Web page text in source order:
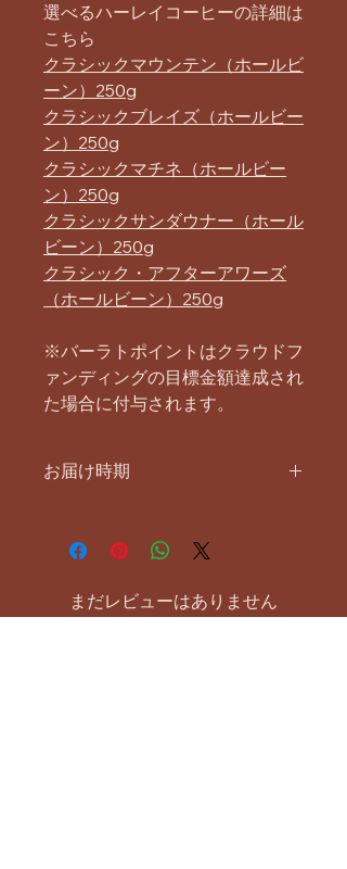
選べるハーレイコーヒーの詳細は
こちら
クラシックマウンテン（ホールビ
ーン）250g
クラシックブレイズ（ホールビー
ン）250g
クラシックマチネ（ホールビー
ン）250g
クラシックサンダウナー（ホール
ビーン）250g
クラシック・アフターアワーズ
（ホールビーン）250g
※バーラトポイントはクラウドフ
ァンディングの目標金額達成され
た場合に付与されます。
お届け時期
成の場合は2026年3月中にお届け予定
です。
まだレビューはありません